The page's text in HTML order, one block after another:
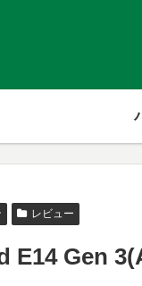
レビュー
E14 Gen